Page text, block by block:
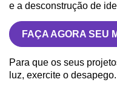
e a desconstrução de
FAÇA AGORA SEU
Para que os seus
luz, exercite o desapego.